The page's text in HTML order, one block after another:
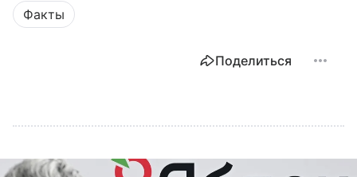
Факты
Поделиться